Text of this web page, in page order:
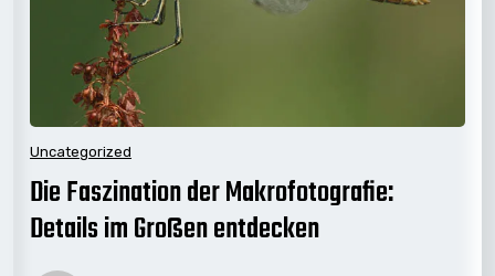
Uncategorized
Die Faszination der Makrofotografie:
Details im Großen entdecken